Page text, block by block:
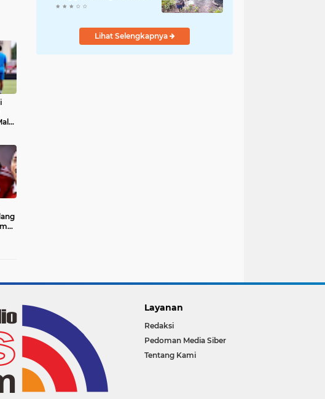
Ke-129, Gotong Royong
Pembangunan di
Kampung SesorLihat Selengkapnya
Layanan
Redaksi
Pedoman Media Siber
Tentang Kami